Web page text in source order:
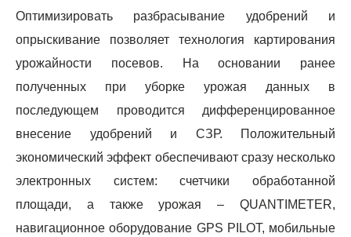
Оптимизировать разбрасывание удобрений и
опрыскивание позволяет технология картирования
урожайности посевов. На основании ранее
полученных при уборке урожая данных в
последующем проводится дифференцированное
внесение удобрений и СЗР. Положительный
экономический эффект обеспечивают сразу несколько
электронных систем: счетчики обработанной
площади, а также урожая – QUANTIMETER,
навигационное оборудование GPS PILOT, мобильные